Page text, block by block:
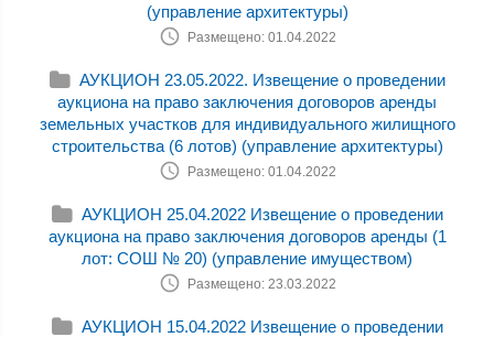
(управление архитектуры)
Размещено: 01.04.2022
АУКЦИОН 23.05.2022. Извещение о проведении
аукциона на право заключения договоров аренды
земельных участков для индивидуального жилищного
строительства (6 лотов) (управление архитектуры)
Размещено: 01.04.2022
АУКЦИОН 25.04.2022 Извещение о проведении
аукциона на право заключения договоров аренды (1
лот: СОШ № 20) (управление имуществом)
Размещено: 23.03.2022
АУКЦИОН 15.04.2022 Извещение о проведении